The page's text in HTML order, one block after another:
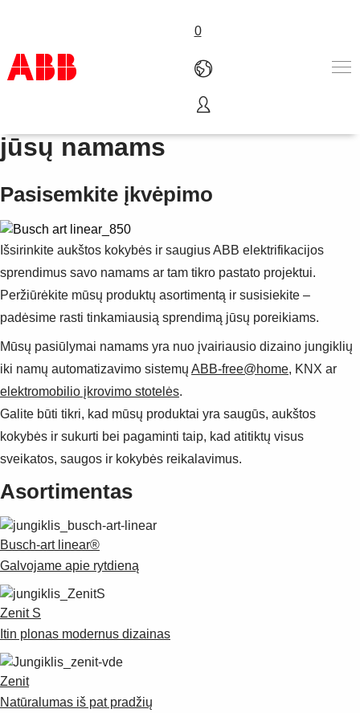
0
Produktai ir sprendimai
Pramonės šakos
Karjera
Susisiekite
Suggestions
Elektrifikacijos sprendimai
jūsų namams
Pasisemkite įkvėpimo
Išsirinkite aukštos kokybės ir saugius ABB elektrifikacijos
sprendimus savo namams ar tam tikro pastato projektui.
Peržiūrėkite mūsų produktų asortimentą ir susisiekite –
padėsime rasti tinkamiausią sprendimą jūsų poreikiams.
Mūsų pasiūlymai namams yra nuo įvairiausio dizaino jungiklių
iki namų automatizavimo sistemų ABB-free@home, KNX ar
elektromobilio įkrovimo stotelės.
Galite būti tikri, kad mūsų produktai yra saugūs, aukštos
kokybės ir sukurti bei pagaminti taip, kad atitiktų visus
sveikatos, saugos ir kokybės reikalavimus.
Asortimentas
Busch-art linear®
Galvojame apie rytdieną
Zenit S
Itin plonas modernus dizainas
Zenit
Natūralumas iš pat pradžių